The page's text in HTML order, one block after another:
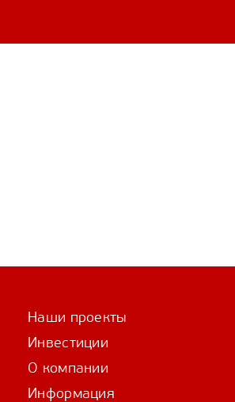
Наши проекты
Инвестиции
О компании
Информация